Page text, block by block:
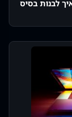
לבנות בסיס